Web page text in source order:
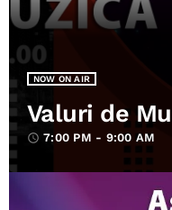
NOW ON AIR
Valuri de
access_time 7:00 PM - 9:00 AM